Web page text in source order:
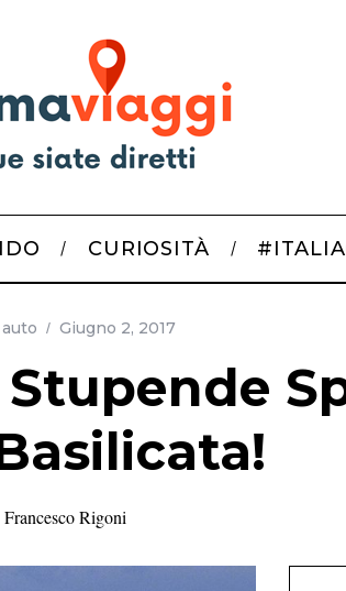
CURIOSITÀ
Giugno 2, 2017
Stupende
Francesco Rigoni